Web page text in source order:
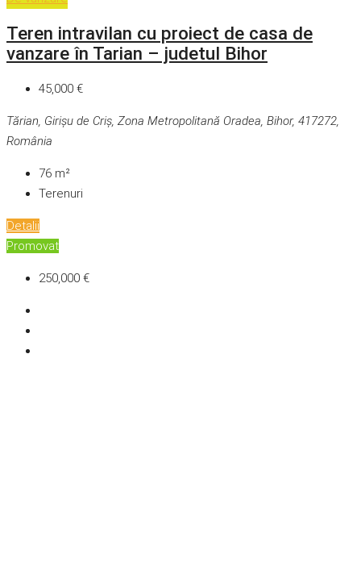
Teren intravilan cu proiect de casa de
vanzare în Tarian – judetul Bihor
45,000 €
Tărian, Girișu de Criș, Zona Metropolitană Oradea, Bihor, 417272,
România
76 m²
Terenuri
Detalii
Promovat
250,000 €